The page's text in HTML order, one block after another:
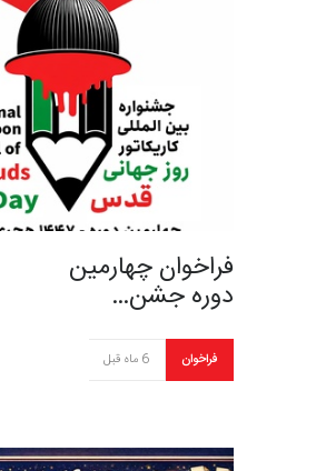
فراخوان چهارمین
دوره جشن…
فراخوان 6 ماه قبل